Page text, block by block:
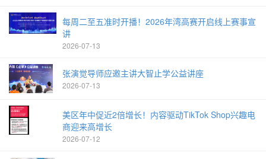
每周二至五准时开播！2026年湾高赛开启线上赛事宣
讲
2026-07-13
张演觉导师应邀主讲大智止学公益讲座
2026-07-13
美区年中促近2倍增长！内容驱动TikTok Shop兴趣电
商迎来高增长
2026-07-12